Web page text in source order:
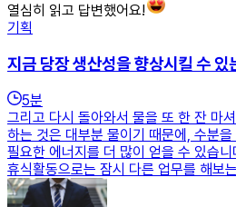
열심히 읽고 답변했어요!
기획
지금 당장 생산성을 향상시킬 수
5분
그리고 다시 돌아와서 물을 또 한 잔 마
하는 것은 대부분 물이기 때문에, 수분
필요한 에너지를 더 많이 얻을 수 있습
휴식활동으로는 잠시 다른 업무를 해보